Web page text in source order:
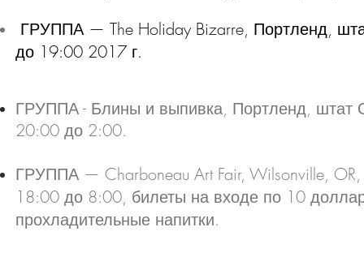
ГРУППА — The Holiday Bizarre, Портленд,
до 19:00 2017 г.
ГРУППА - Блины и выпивка, Портленд, штат
20:00 до 2:00.
ГРУППА — Charboneau Art Fair, Wilsonville,
18:00 до 8:00, билеты на входе по 10
прохладительные напитки.